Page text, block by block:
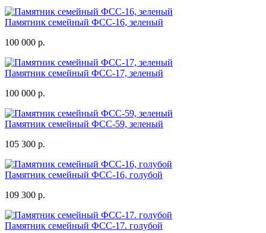
Памятник семейный ФСС-16, зеленый
100 000 р.
Памятник семейный ФСС-17, зеленый
100 000 р.
Памятник семейный ФСС-59, зеленый
105 300 р.
Памятник семейный ФСС-16, голубой
109 300 р.
Памятник семейный ФСС-17. голубой